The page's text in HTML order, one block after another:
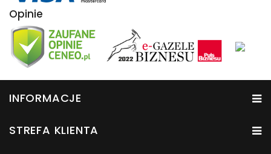
Opinie
INFORMACJE
STREFA KLIENTA